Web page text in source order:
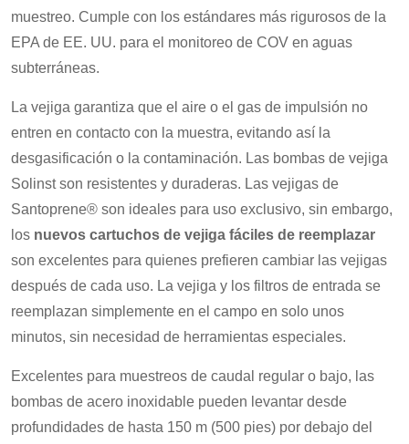
muestreo. Cumple con los estándares más rigurosos de la
EPA de EE. UU. para el monitoreo de COV en aguas
subterráneas.
La vejiga garantiza que el aire o el gas de impulsión no
entren en contacto con la muestra, evitando así la
desgasificación o la contaminación. Las bombas de vejiga
Solinst son resistentes y duraderas. Las vejigas de
Santoprene® son ideales para uso exclusivo, sin embargo,
los nuevos cartuchos de vejiga fáciles de reemplazar
son excelentes para quienes prefieren cambiar las vejigas
después de cada uso. La vejiga y los filtros de entrada se
reemplazan simplemente en el campo en solo unos
minutos, sin necesidad de herramientas especiales.
Excelentes para muestreos de caudal regular o bajo, las
bombas de acero inoxidable pueden levantar desde
profundidades de hasta 150 m (500 pies) por debajo del